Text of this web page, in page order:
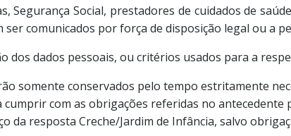
Segurança Social, prestadores de cuidados de
ser comunicados por força de disposição legal ou a
dos dados pessoais, ou critérios usados para a
somente conservados pelo tempo estritamente
cumprir com as obrigações referidas no
da resposta Creche/Jardim de Infância, salvo